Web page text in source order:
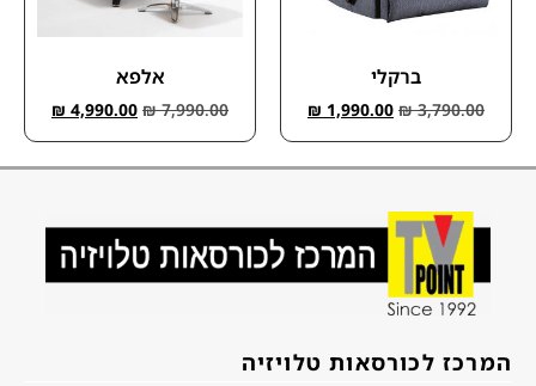
ברקלי
₪3,790.00
₪ 1,990.00
אלפא
₪7,990.00
₪ 4,990.00
המרכז לכורסאות טלויזיה